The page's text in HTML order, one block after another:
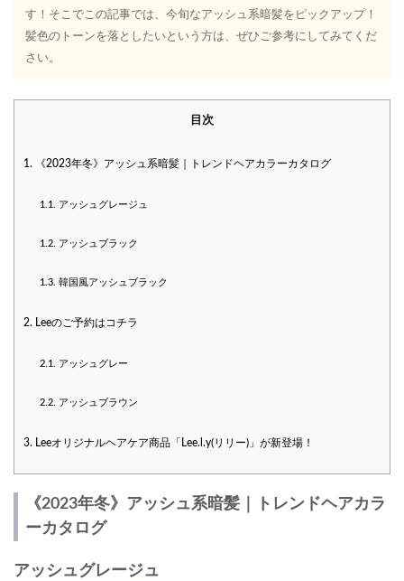
す！そこでこの記事では、今旬なアッシュ系暗髪をピックアップ！
髪色のトーンを落としたいという方は、ぜひご参考にしてみてくだ
さい。
目次
1. 《2023年冬》アッシュ系暗髪｜トレンドヘアカラーカタログ
1.1. アッシュグレージュ
1.2. アッシュブラック
1.3. 韓国風アッシュブラック
2. Leeのご予約はコチラ
2.1. アッシュグレー
2.2. アッシュブラウン
3. Leeオリジナルヘアケア商品「Lee.l.y(リリー)」が新登場！
《2023年冬》アッシュ系暗髪｜トレンドヘアカラ
ーカタログ
アッシュグレージュ